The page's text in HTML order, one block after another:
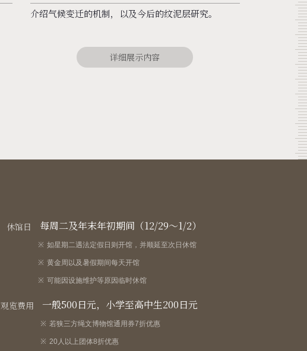
介绍气候变迁的机制，以及今后的纹泥层研究。
休馆日 每周二及年末年初期间（12/29～1/2）
如星期二遇法定假日则开馆，并顺延至次日休馆
黄金周以及暑假期间每天开馆
可能因设施维护等原因临时休馆
观览费用 一般500日元，小学至高中生200日元
若狭三方绳文博物馆通用券7折优惠
20人以上团体8折优惠